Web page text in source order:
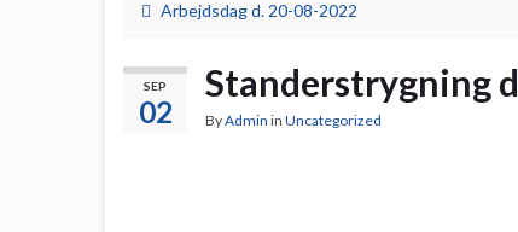
Arbejdsdag d. 20-08-2022
SEP
02
Standerstrygning
ByAdmin in Uncategorized